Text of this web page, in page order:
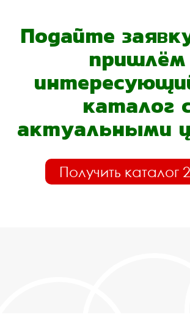
Подайте
пришлём
каталог
актуальными
Получить каталог